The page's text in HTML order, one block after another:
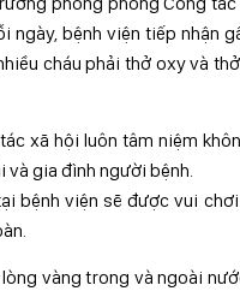
ngày, bệnh viện tiếp nhận
cháu phải thở oxy và
xã hội luôn tâm niệm
và gia đình người bệnh.
bệnh viện sẽ được vui
vàng trong và ngoài